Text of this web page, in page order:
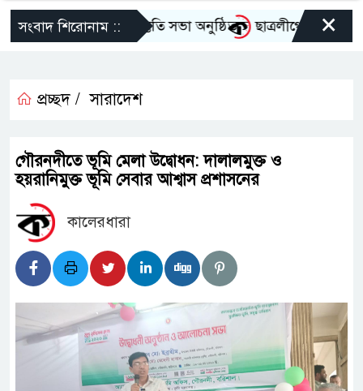
সংবাদ শিরোনাম ::
২০২৬ এর আগাম প্রস্তুতি সভা অনুষ্ঠিত ছাত্রলীগের দোসর×
প্রচ্ছদ / সারাদেশ
গৌরনদীতে ভূমি মেলা উদ্বোধন: দালালমুক্ত ও
হয়রানিমুক্ত ভূমি সেবার আশ্বাস প্রশাসনের
কালেরধারা